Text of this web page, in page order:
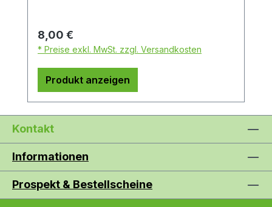
Regulärer Preis:
8,00 €
* Preise exkl. MwSt. zzgl. Versandkosten
Produkt anzeigen
Kontakt
Informationen
Prospekt & Bestellscheine